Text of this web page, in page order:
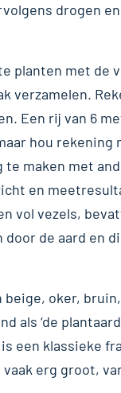
drogen
planten met de
verzamelen.
Een rij van 6
hou rekening
maken met
en
vol vezels,
door de aard en
beige, oker,
als ‘de
is een klassieke
erg groot,